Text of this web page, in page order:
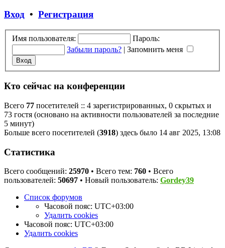
Вход • Регистрация
Имя пользователя:
Пароль:
Забыли пароль? | Запомнить меня
Кто сейчас на конференции
Всего 77 посетителей :: 4 зарегистрированных, 0 скрытых и
73 гостя (основано на активности пользователей за последние
5 минут)
Больше всего посетителей (3918) здесь было 14 авг 2025, 13:08
Статистика
Всего сообщений: 25970 • Всего тем: 760 • Всего
пользователей: 50697 • Новый пользователь: Gordey39
Список форумов
Часовой пояс: UTC+03:00
Удалить cookies
Часовой пояс: UTC+03:00
Удалить cookies